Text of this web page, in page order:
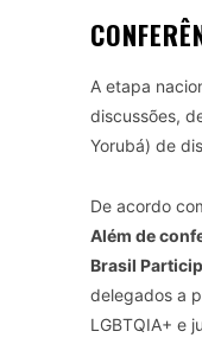
A etapa
discussões,
Yorubá) de
De acordo
Além de
Brasil
delegados a
LGBTQIA+ e